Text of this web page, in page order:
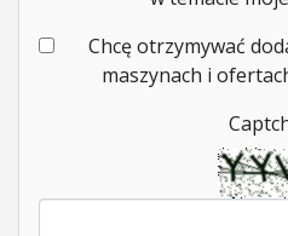
Chcę otrzymywać
maszynach i